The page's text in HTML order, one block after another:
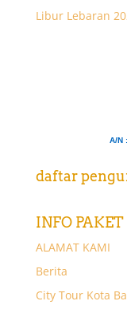
Libur Lebaran
A/N
daftar
INFO
ALAMAT KAMI
Berita
City Tour Kota